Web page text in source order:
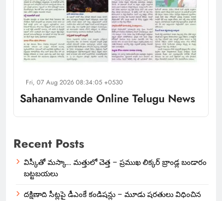
Fri, 07 Aug 2026 08:34:05 +0530
Sahanamvande Online Telugu News
Recent Posts
విస్కీతో మస్కా… మత్తులో చెత్త – ప్రముఖ లిక్కర్ బ్రాండ్ల బండారం
బట్టబయలు
దక్షిణాది సీట్లపై డీఎంకే కండిషన్లు – మూడు షరతులు విధించిన